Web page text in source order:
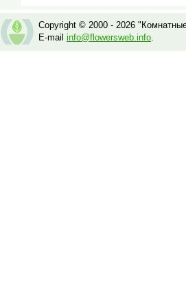
Copyright © 2000 - 2026
E-mail info@flowersweb.info.